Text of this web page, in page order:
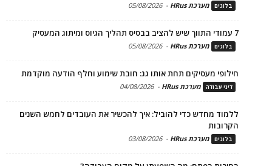
בלוגים מערכת HRus -
05/08/2026
7 עמודי התווך שיש להציב בבסיס תהליך הגיוס ומיתוג המעסיק
בלוגים מערכת HRus -
05/08/2026
חילופי מעסיקים תחת אותו גג: חובת שימוע וחלף הודעה מוקדמת
דיני עבודה מערכת HRus -
04/08/2026
ללמוד מחדש כדי להוביל: איך להכשיר את העובדים לחמש השנים
הקרובות
בלוגים מערכת HRus -
03/08/2026